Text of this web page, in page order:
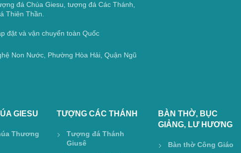
đá Chúa Giesu, tượng đá Các Thánh,
Thiên Thần.
đặt và vận chuyển toàn Quốc
Non Nước, Phường Hòa Hải, Quận Ngũ
GIESU
Thương
TƯỢNG CÁC THÁNH
Tượng đá Thánh
Giusê
BÀN THỜ, BỤC
GIẢNG, LƯ HƯƠNG
Bàn thờ Công Giáo